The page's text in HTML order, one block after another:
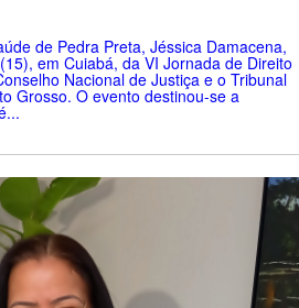
de Pedra Preta, Jéssica Damacena,
em Cuiabá, da VI Jornada de Direito
Nacional de Justiça e o Tribunal
Grosso. O evento destinou-se a